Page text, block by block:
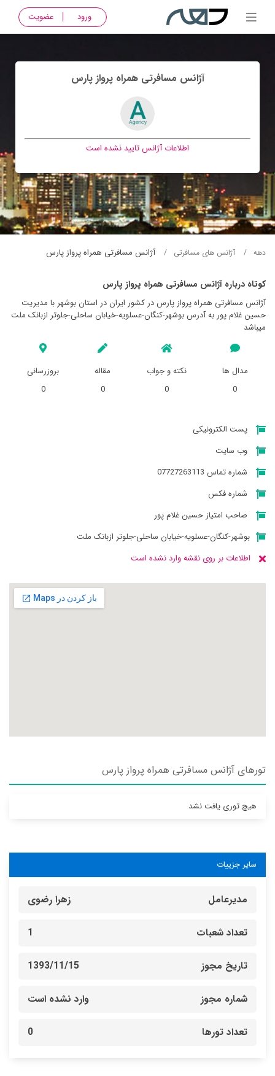
ورود عضویت
آژانس مسافرتی همراه پرواز پارس
اطلاعات آژانس تایید نشده است
دهه آژانس های مسافرتی آژانس مسافرتی همراه پرواز پارس
کوتاه درباره آژانس مسافرتی همراه پرواز پارس
آژانس مسافرتی همراه پرواز پارس در کشور ایران در استان بوشهر با مدیریت
حسین غلام پور به آدرس بوشهر-کنگان-عسلویه-خیابان ساحلی-جلوتر ازبانک ملت
میباشد
مدال ها
0
نکته و جواب
0
مقاله
0
بروزرسانی
0
پست الکترونیکی
وب سایت
شماره تماس 07727263113
شماره فکس
صاحب امتیاز حسین غلام پور
بوشهر-کنگان-عسلویه-خیابان ساحلی-جلوتر ازبانک ملت
اطلاعات بر روی نقشه وارد نشده است
تورهای آژانس مسافرتی همراه پرواز پارس
هیچ توری یافت نشد
سایر جزییات
مدیرعامل زهرا رضوی
تعداد شعبات 1
تاریخ مجوز 1393/11/15
شماره مجوز وارد نشده است
تعداد تورها 0